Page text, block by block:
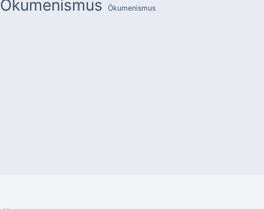
Ökumenismus Ökumenismus